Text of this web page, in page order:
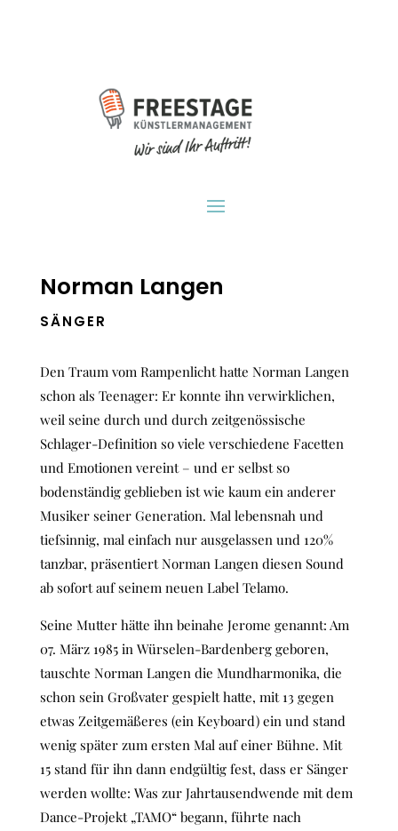
Norman Langen
SÄNGER
Den Traum vom Rampenlicht hatte Norman Langen
schon als Teenager: Er konnte ihn verwirklichen,
weil seine durch und durch zeitgenössische
Schlager-Definition so viele verschiedene Facetten
und Emotionen vereint – und er selbst so
bodenständig geblieben ist wie kaum ein anderer
Musiker seiner Generation. Mal lebensnah und
tiefsinnig, mal einfach nur ausgelassen und 120%
tanzbar, präsentiert Norman Langen diesen Sound
ab sofort auf seinem neuen Label Telamo.
Seine Mutter hätte ihn beinahe Jerome genannt: Am
07. März 1985 in Würselen-Bardenberg geboren,
tauschte Norman Langen die Mundharmonika, die
schon sein Großvater gespielt hatte, mit 13 gegen
etwas Zeitgemäßeres (ein Keyboard) ein und stand
wenig später zum ersten Mal auf einer Bühne. Mit
15 stand für ihn dann endgültig fest, dass er Sänger
werden wollte: Was zur Jahrtausendwende mit dem
Dance-Projekt „TAMO“ begann, führte nach